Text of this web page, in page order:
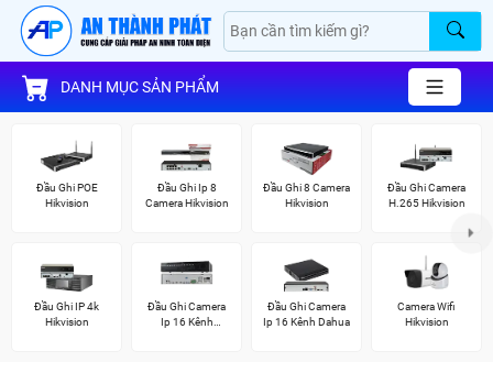
DANH MỤC SẢN PHẨM
Đầu Ghi POE
Hikvision
Đầu Ghi Ip 8
Camera Hikvision
Đầu Ghi 8 Camera
Hikvision
Đầu Ghi Camera
H.265 Hikvision
Đầu Ghi IP 4k
Hikvision
Đầu Ghi Camera
Ip 16 Kênh
Đầu Ghi Camera
Ip 16 Kênh Dahua
Camera Wifi
Hikvision